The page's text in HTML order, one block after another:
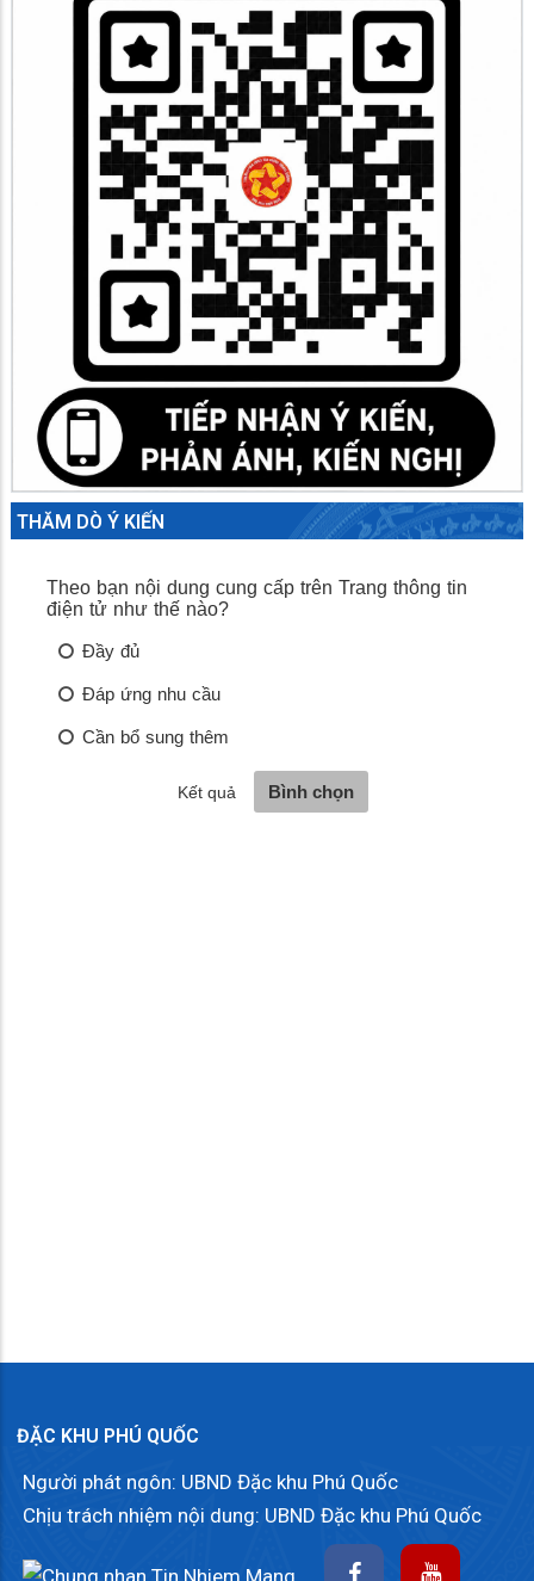
THĂM DÒ Ý KIẾN
ĐẶC KHU PHÚ QUỐC
Người phát ngôn: UBND Đặc khu Phú Quốc
Chịu trách nhiệm nội dung: UBND Đặc khu Phú Quốc